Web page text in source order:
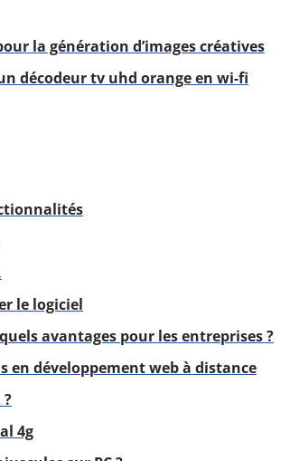
la génération d’images créatives
décodeur tv uhd orange en wi-fi
le logiciel
avantages pour les entreprises ?
en développement web à distance
4g